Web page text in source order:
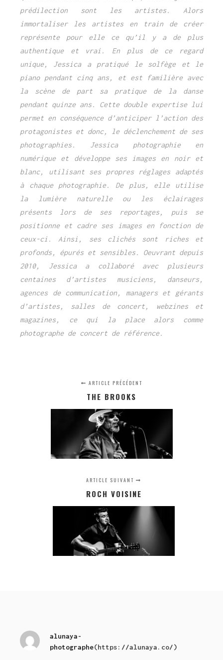
prédilection sont les artistes. Alors
immortaliser les artistes en train de créer
représente pour elle ce qu’il y a de plus
authentique et vrai. En plus de ce regard
unique, Jessica a pratiqué le solfège et le
piano pendant cinq ans, et est familière avec
la scène de part sa pratique de la danse
pendant quinze ans. Cette double expertise lui
permet en conséquence d’anticiper l’action des
protagonistes et donc, le déclenchement de ses
photographies. Jessica photographie en
numérique et développe ses images en noir et
blanc, utilisant ses propres réglages adaptés
à chaque photographie. De plus, elle utilise
la lumière naturelle ou les éclairages
présents lors de ses reportages, puis se
positionne et cadre ses images en fonction de
ceux-ci. Ainsi, ses clichés sont riches et
profonds, épurés et sensibles. Oeuvrant depuis
2010, Jessica a collaboré avec plusieurs
centaines d’artistes musiciens, danseurs,
agences de communication, managers et gérants
d’artistes, salles de concert, webzines et
magazines, ce qui la place alors comme
photographe de concert de référence.
ARTICLE PRÉCÉDENT
THE BROOKS
ARTICLE SUIVANT
ROCH VOISINE
alunaya-
photographe(https://alunaya.co/)